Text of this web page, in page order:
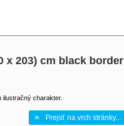
x 203) cm black border
charakter.
Prejsť na vrch stránky...